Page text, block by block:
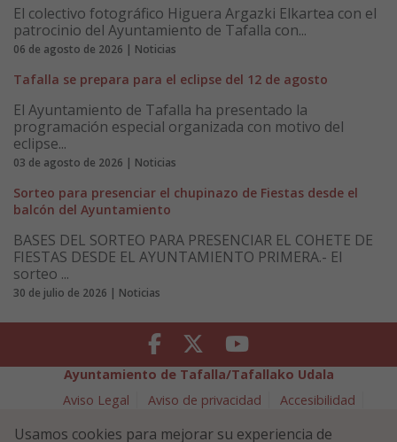
El colectivo fotográfico Higuera Argazki Elkartea con el
patrocinio del Ayuntamiento de Tafalla con...
06 de agosto de 2026 | Noticias
Tafalla se prepara para el eclipse del 12 de agosto
El Ayuntamiento de Tafalla ha presentado la
programación especial organizada con motivo del
eclipse...
03 de agosto de 2026 | Noticias
Sorteo para presenciar el chupinazo de Fiestas desde el
balcón del Ayuntamiento
BASES DEL SORTEO PARA PRESENCIAR EL COHETE DE
FIESTAS DESDE EL AYUNTAMIENTO PRIMERA.- El
sorteo ...
30 de julio de 2026 | Noticias
Facebook Twitter Youtube
Ayuntamiento de Tafalla/Tafallako Udala
Aviso Legal
Aviso de privacidad
Accesibilidad
Política de Seguridad de la Información
Usamos cookies para mejorar su experiencia de